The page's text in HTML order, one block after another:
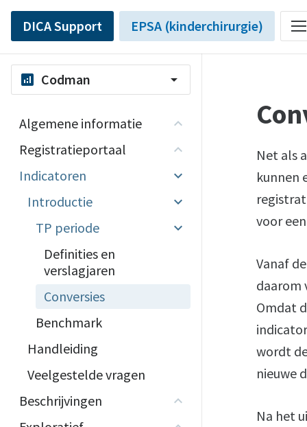
DICA Support EPSA (kinderchirurgie)
analytics Codman arrow_drop_down
Algemene informatie
Registratieportaal
Indicatoren
Introductie
TP periode
Definities en
verslagjaren
Conversies
Benchmark
Handleiding
Veelgestelde vragen
Beschrijvingen
Net als
kunnen
voor
Vanaf
daarom
Omdat
wordt
nieuwe
Na het